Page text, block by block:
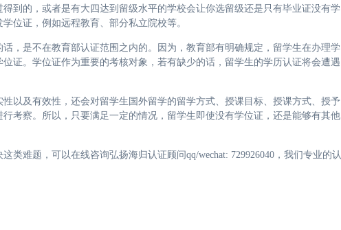
到的，或者是有大四达到留级水平的学校会让你选留级还是只有毕业证没有学
位证，例如远程教育、部分私立院校等。
，是不在教育部认证范围之内的。因为，教育部有明确规定，留学生在办理学
证。学位证作为重要的考核对象，若有缺少的话，留学生的学历认证将会遭遇
以及有效性，还会对留学生国外留学的留学方式、授课目标、授课方式、授予
考察。所以，只要满足一定的情况，留学生即使没有学位证，还是能够有其他
难题，可以在线咨询弘扬海归认证顾问qq/wechat: 729926040，我们专业的认